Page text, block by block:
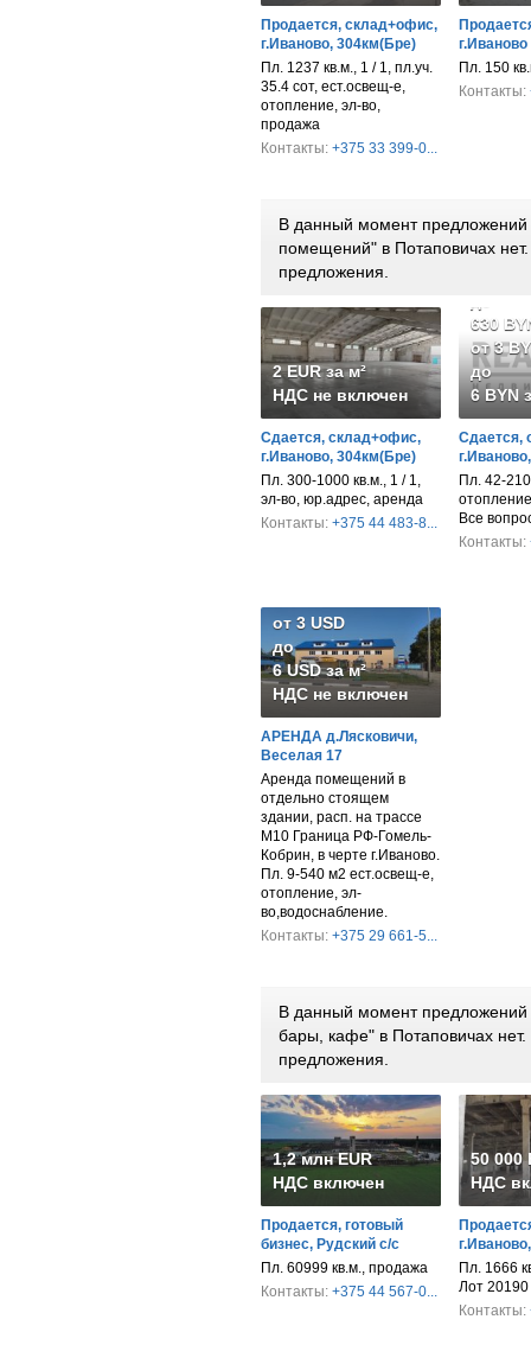
Продается, склад+офис,
г.Иваново, 304км(Бре)
Пл. 1237 кв.м., 1 / 1, пл.уч.
35.4 сот, ест.освещ-е,
отопление, эл-во,
продажа
Контакты: +375 33 399-0...
г.Иваново
Пл. 150
Контакты:
В данный момент предложений
помещений" в Потаповичах
предложения.
2 EUR за м²
НДС не включен
Сдается, склад+офис,
г.Иваново, 304км(Бре)
Пл. 300-1000 кв.м., 1 / 1,
эл-во, юр.адрес, аренда
Контакты: +375 44 483-8...
630
от 3
до
6 BYN
Сдается,
Пл. 42-210
Все
Контакты:
от 3 USD
до
6 USD за м²
НДС не включен
АРЕНДА д.Лясковичи,
Веселая 17
Аренда помещений в
отдельно стоящем
здании, расп. на трассе
М10 Граница РФ-Гомель-
Кобрин, в черте г.Иваново.
Пл. 9-540 м2 ест.освещ-е,
отопление, эл-
во,водоснабление.
Контакты: +375 29 661-5...
В данный момент
бары, кафе" в Потаповичах
предложения.
1,2 млн EUR
НДС включен
Продается, готовый
бизнес, Рудский с/с
Пл. 60999 кв.м., продажа
Контакты: +375 44 567-0...
50 000
НДС
Пл. 1666
Лот 20190
Контакты: